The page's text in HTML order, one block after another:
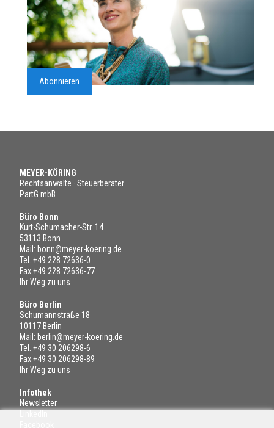
Abonnieren
MEYER-KÖRING
Rechtsanwälte · Steuerberater
PartG mbB
Büro Bonn
Kurt-Schumacher-Str. 14
53113 Bonn
Mail: bonn@meyer-koering.de
Tel. +49 228 72636-0
Fax +49 228 72636-77
Ihr Weg zu uns
Büro Berlin
Schumannstraße 18
10117 Berlin
Mail: berlin@meyer-koering.de
Tel. +49 30 206298-6
Fax +49 30 206298-89
Ihr Weg zu uns
Infothek
Newsletter